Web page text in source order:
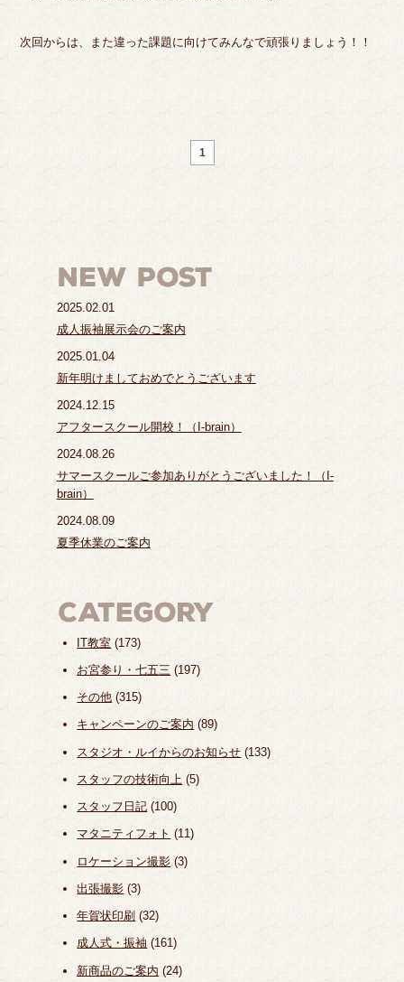
次回からは、また違った課題に向けてみんなで頑張りましょう！！
1
2025.02.01
成人振袖展示会のご案内
2025.01.04
新年明けましておめでとうございます
2024.12.15
アフタースクール開校！（I-brain）
2024.08.26
サマースクールご参加ありがとうございました！（I-
brain）
2024.08.09
夏季休業のご案内
IT教室 (173)
お宮参り・七五三 (197)
その他 (315)
キャンペーンのご案内 (89)
スタジオ・ルイからのお知らせ (133)
スタッフの技術向上 (5)
スタッフ日記 (100)
マタニティフォト (11)
ロケーション撮影 (3)
出張撮影 (3)
年賀状印刷 (32)
成人式・振袖 (161)
新商品のご案内 (24)